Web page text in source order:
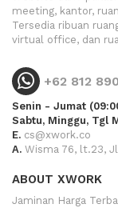
meeting, kantor,
Tersedia ribuan
virtual office, dan
+62 812
Senin - Jumat
Sabtu, Minggu, Tgl
E. cs@xwork.co
A. Wisma 76, lt.23,
ABOUT XWORK
Jaminan Harga